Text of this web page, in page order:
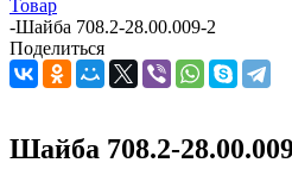
Товар
-Шайба 708.2-28.00.009-2
Поделиться
Шайба 708.2-